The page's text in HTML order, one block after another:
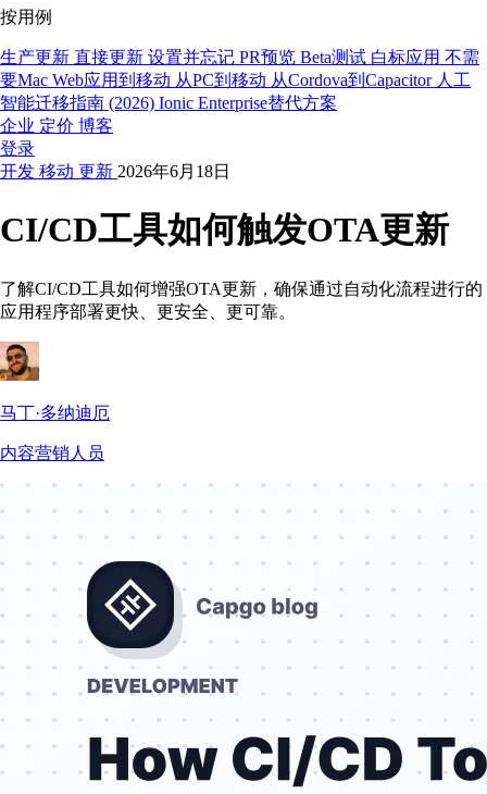
按用例
生产更新 直接更新 设置并忘记 PR预览 Beta测试 白标应用 不需
要Mac Web应用到移动 从PC到移动 从Cordova到Capacitor 人工
智能迁移指南 (2026) Ionic Enterprise替代方案
企业 定价 博客
登录
开发 移动 更新 2026年6月18日
CI/CD工具如何触发OTA更新
了解CI/CD工具如何增强OTA更新，确保通过自动化流程进行的
应用程序部署更快、更安全、更可靠。
马丁·多纳迪厄
内容营销人员